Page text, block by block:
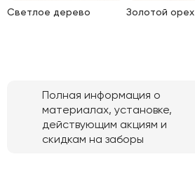
Светлое дерево Золотой орех
Полная информация о
материалах, установке,
действующим акциям и
скидкам на заборы